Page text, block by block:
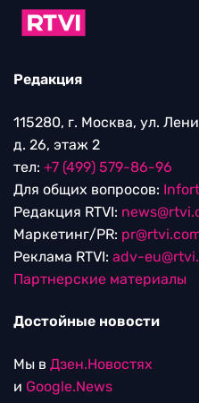
Редакция
115280, г. Москва, ул.
д. 26, этаж 2
тел: +7 (499) 579-86-96
Для общих вопросов:
Редакция RTVI:
Маркетинг/PR:
Реклама RTVI: adv-
Партнерские материалы
Достойные новости
Мы в Дзен.Новостях
и Google.News